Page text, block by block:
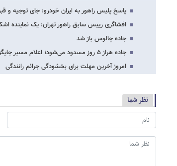
پاسخ پلیس راهور به ایران خودرو: جای توجیه و
افشاگری رییس سابق راهور تهران: یک نماینده
جاده چالوس باز شد
جاده هراز ۵ روز مسدود می‌شود؛ اعلام مسیر جایگزین
امروز آخرین مهلت برای بخشودگی جرائم رانندگی
نظر شما